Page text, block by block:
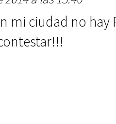
mi ciudad no hay